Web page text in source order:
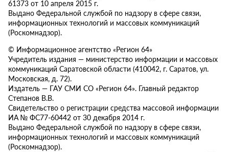
61373 от 10 апреля 2015 г.
Выдано Федеральной службой по надзору в сфере связи,
информационных технологий и массовых коммуникаций
(Роскомнадзор).
© Информационное агентство «Регион 64»
Учредитель издания — министерство информации и массовых
коммуникаций Саратовской области (410042, г. Саратов, ул.
Московская, д. 72).
Издатель — ГАУ СМИ СО «Регион 64». Главный редактор
Степанов В.В.
Свидетельство о регистрации средства массовой информации
ИА № ФС77-60442 от 30 декабря 2014 г.
Выдано Федеральной службой по надзору в сфере связи,
информационных технологий и массовых коммуникаций
(Роскомнадзор).